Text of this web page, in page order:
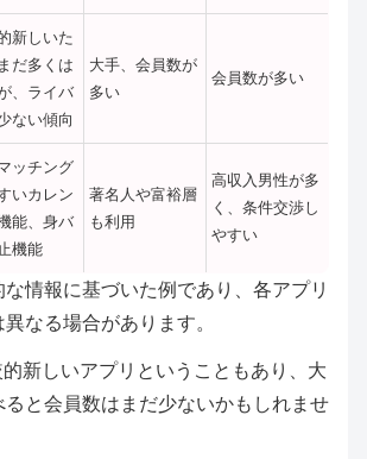
新しいた
だ多くは
、ライバ
ない傾向
大手、会員数が
多い
会員数が多い
ッチング
いカレン
能、身バ
機能
著名人や富裕層
も利用
高収入男性が多
く、条件交渉し
やすい
情報に基づいた例であり、各アプリ
なる場合があります。
新しいアプリということもあり、大
と会員数はまだ少ないかもしれませ